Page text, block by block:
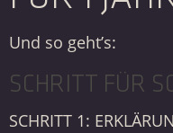
Und so geht’s:
SCHRITT FÜR
SCHRITT 1: